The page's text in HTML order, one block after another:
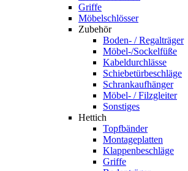
Griffe
Möbelschlösser
Zubehör
Boden- / Regalträger
Möbel-/Sockelfüße
Kabeldurchlässe
Schiebetürbeschläge
Schrankaufhänger
Möbel- / Filzgleiter
Sonstiges
Hettich
Topfbänder
Montageplatten
Klappenbeschläge
Griffe